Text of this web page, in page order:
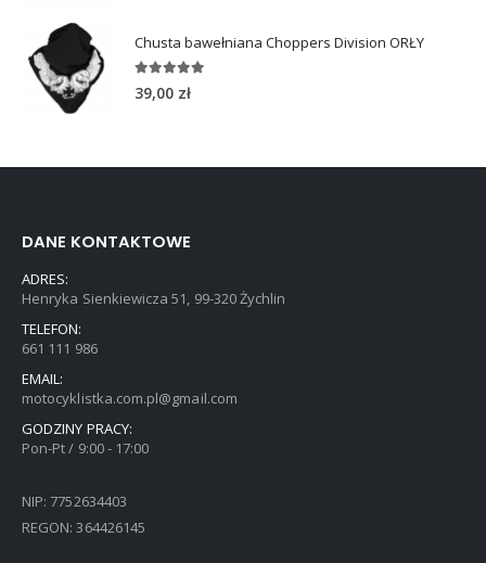
Chusta bawełniana Choppers Division ORŁY
out of 5
39,00 zł
DANE KONTAKTOWE
ADRES:
Henryka Sienkiewicza 51, 99-320 Żychlin
TELEFON:
661 111 986
EMAIL:
motocyklistka.com.pl@gmail.com
GODZINY PRACY:
Pon-Pt / 9:00 - 17:00
NIP: 7752634403
REGON: 364426145